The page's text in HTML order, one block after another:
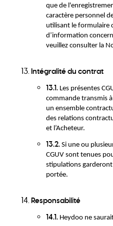
que de
caractère personnel
utilisant le formulaire
d’information
veuillez consulter la
Intégralité du contrat
13.1. Les présentes
commande transmis
un ensemble
des relations
et l’Acheteur.
13.2. Si une ou
CGUV sont tenues
stipulations
portée.
Responsabilité
14.1. Heydoo ne